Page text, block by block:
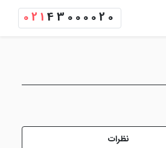
021 43000020
نظرات